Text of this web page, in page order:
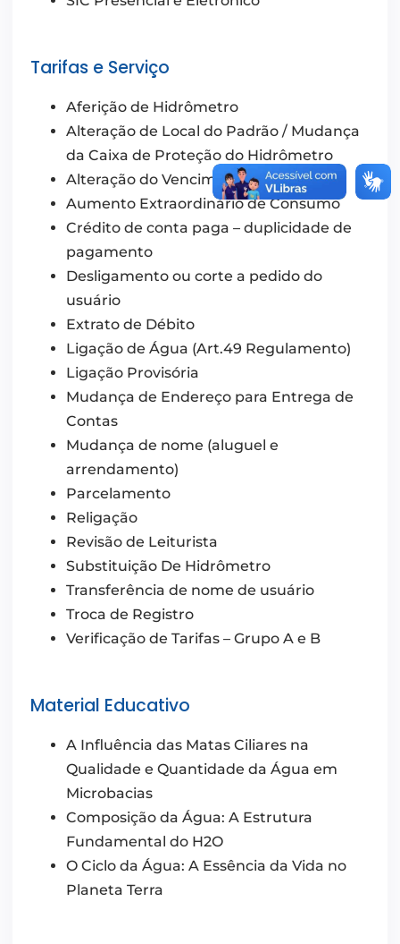
Tarifas e Serviço
Aferição de Hidrômetro
Alteração de Local do Padrão / Mudança
da Caixa de Proteção do Hidrômetro
Alteração do Vencimento de Contas
Aumento Extraordinário de Consumo
Crédito de conta paga – duplicidade de
pagamento
Desligamento ou corte a pedido do
usuário
Extrato de Débito
Ligação de Água (Art.49 Regulamento)
Ligação Provisória
Mudança de Endereço para Entrega de
Contas
Mudança de nome (aluguel e
arrendamento)
Parcelamento
Religação
Revisão de Leiturista
Substituição De Hidrômetro
Transferência de nome de usuário
Troca de Registro
Verificação de Tarifas – Grupo A e B
Material Educativo
A Influência das Matas Ciliares na
Qualidade e Quantidade da Água em
Microbacias
Composição da Água: A Estrutura
Fundamental do H2O
O Ciclo da Água: A Essência da Vida no
Planeta Terra